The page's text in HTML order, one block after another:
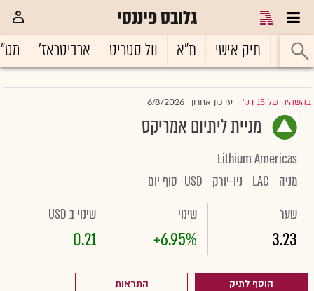
גלובס פיננסי
ראשי תיק אישי ת"א וול סטריט ארביטראז'
בהשהיה של 15 דק' |עדכון אחרון 6/8/2026
מניית ליתיום אמריקס
Lithium Americas
מניה
LAC ניו-יורק USD סוף יום
שער
3.23
שינוי
+6.95%
שינוי ב USD
0.21
הוסף לתיק התראות